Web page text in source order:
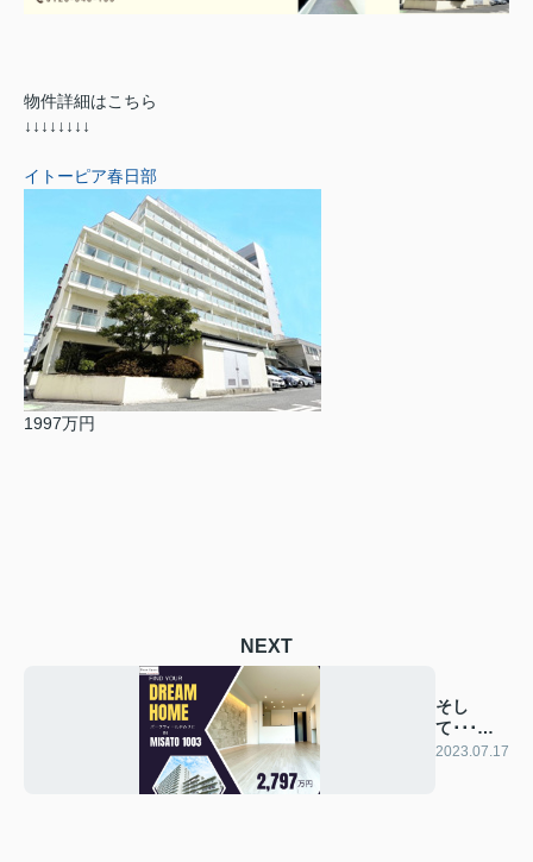
物件詳細はこちら
↓↓↓↓↓↓↓↓
イトーピア春日部
1997万円
NEXT
そし
て･･･み
さとに
2023.07.17